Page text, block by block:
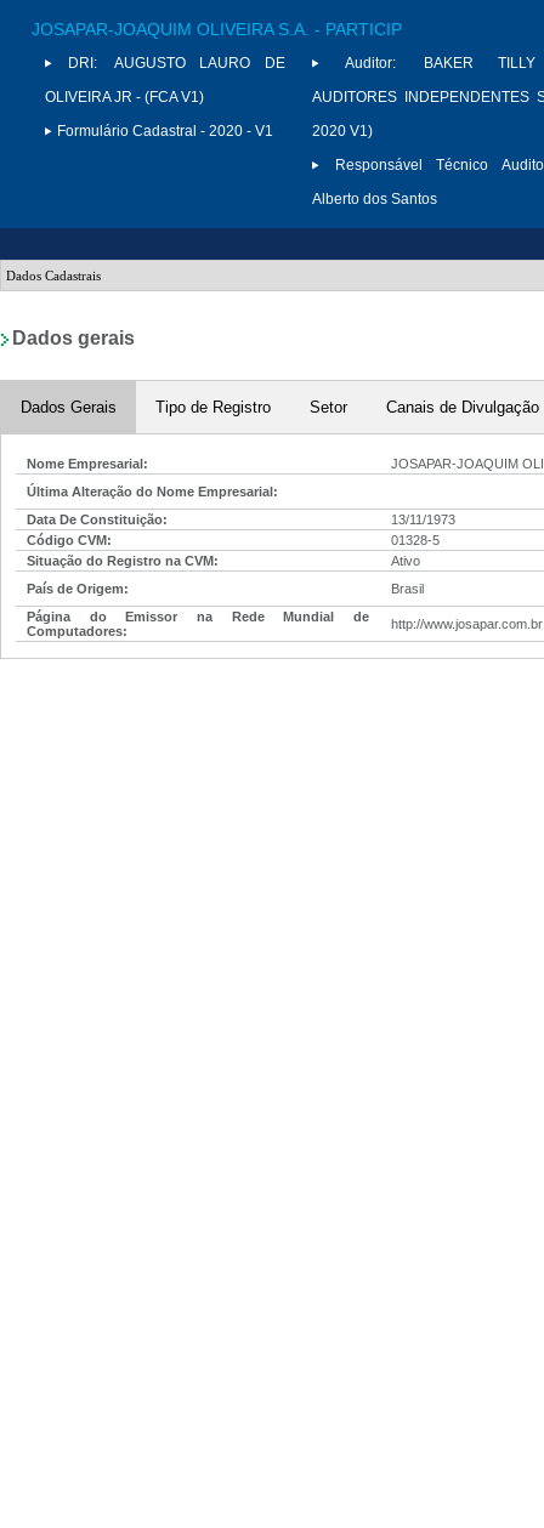
JOSAPAR-JOAQUIM OLIVEIRA S.A. - PARTICIP
DRI:
AUGUSTO LAURO DE
OLIVEIRA JR - (FCA V1)
Formulário Cadastral - 2020 - V1
Auditor:
BAKER
AUDITORES INDEPENDENTES
2020 V1)
Responsável Técnico
Alberto dos Santos